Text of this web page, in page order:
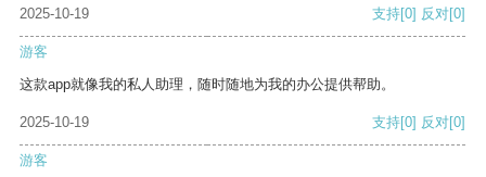
2025-10-19
支持[0] 反对[0]
游客
这款app就像我的私人助理，随时随地为我的办公提供帮助。
2025-10-19 支持[0] 反对[0]
游客